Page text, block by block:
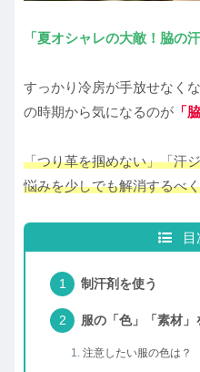
「夏オシャレの大敵！脇の
すっかり冷房が手放せなく
の時期から気になるのが 「
「つり革を掴めない」「汗
悩みを少しでも解消するべ
目
制汗剤を使う
服の「色」「素材」
注意したい服の色は？